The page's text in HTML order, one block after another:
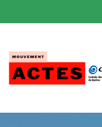
au